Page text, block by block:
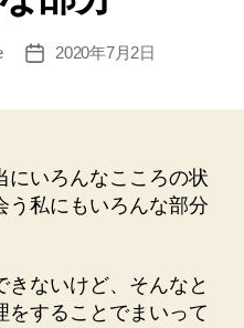
投
2020年7月2日
にいろんなこころの状
う私にもいろんな部分
ないけど、そんなと
をすることでまいって